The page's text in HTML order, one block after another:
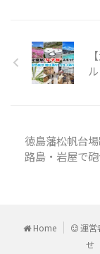
徳島藩松帆台
路島・岩屋で
Home 運営
せ